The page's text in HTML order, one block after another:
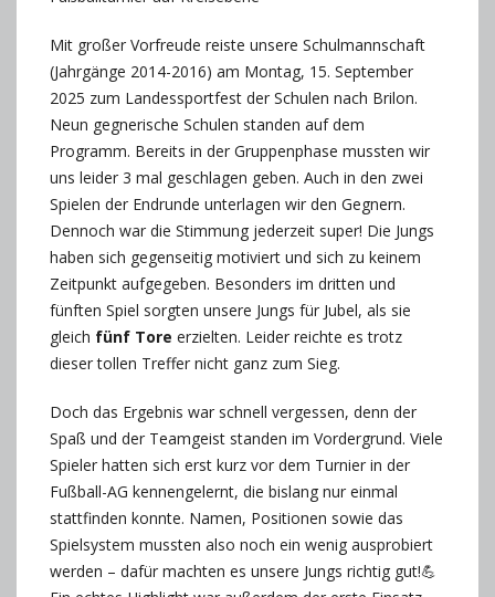
Mit großer Vorfreude reiste unsere Schulmannschaft
(Jahrgänge 2014-2016) am Montag, 15. September
2025 zum Landessportfest der Schulen nach Brilon.
Neun gegnerische Schulen standen auf dem
Programm. Bereits in der Gruppenphase mussten wir
uns leider 3 mal geschlagen geben. Auch in den zwei
Spielen der Endrunde unterlagen wir den Gegnern.
Dennoch war die Stimmung jederzeit super! Die Jungs
haben sich gegenseitig motiviert und sich zu keinem
Zeitpunkt aufgegeben. Besonders im dritten und
fünften Spiel sorgten unsere Jungs für Jubel, als sie
gleich fünf Tore erzielten. Leider reichte es trotz
dieser tollen Treffer nicht ganz zum Sieg.
Doch das Ergebnis war schnell vergessen, denn der
Spaß und der Teamgeist standen im Vordergrund. Viele
Spieler hatten sich erst kurz vor dem Turnier in der
Fußball-AG kennengelernt, die bislang nur einmal
stattfinden konnte. Namen, Positionen sowie das
Spielsystem mussten also noch ein wenig ausprobiert
werden – dafür machten es unsere Jungs richtig gut!💪